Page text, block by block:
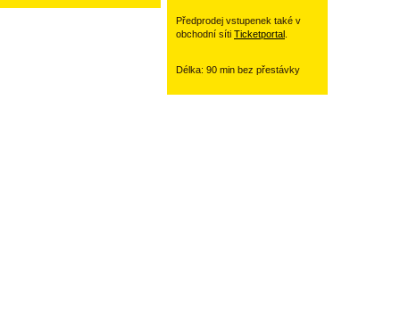
Předprodej vstupenek také v
obchodní síti Ticketportal
Délka: 90 min bez přestávky